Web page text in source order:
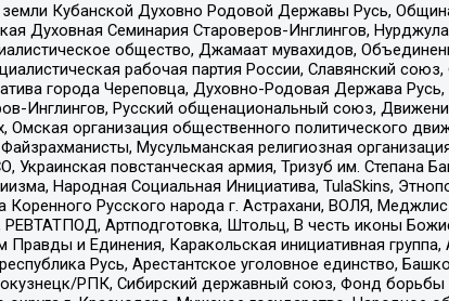
Кубанской Духовно Родовой Державы Русь,
Духовная Семинария Староверов-Инглингов,
общество, Джамаат мувахидов,
рабочая партия России, Славянский
города Череповца, Духовно-Родовая Держава
Инглингов, Русский общенациональный союз,
организация общественного политического
Мусульманская религиозная
повстанческая армия, Тризуб им. Степана
Народная Социальная Инициатива, TulaSkins,
Русского народа г. Астрахани, ВОЛЯ,
РЕВТАТПОД, Артподготовка, Штольц, В честь иконы
и Единения, Каракольская инициативная
Русь, Арестантское уголовное единство,
РПК, Сибирский державный союз, Фонд